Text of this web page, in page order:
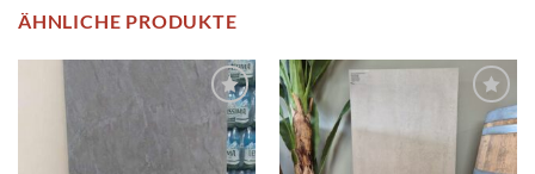
ÄHNLICHE PRODUKTE